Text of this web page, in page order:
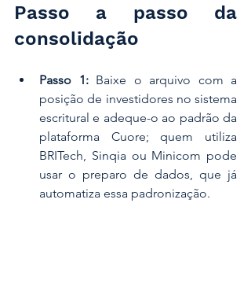
Passo a passo da
consolidação
Passo 1: Baixe o arquivo com a
posição de investidores no sistema
escritural e adeque-o ao padrão da
plataforma Cuore; quem utiliza
BRITech, Sinqia ou Minicom pode
usar o preparo de dados, que já
automatiza essa padronização.